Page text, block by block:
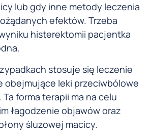
lub gdy inne metody leczenia
efektów. Trzeba
histerektomii pacjentka
stosuje się leczenie
obejmujące leki przeciwbólowe
forma terapii ma na celu
łagodzenie objawów oraz
śluzowej macicy.